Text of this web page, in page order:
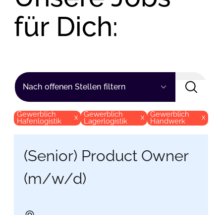
für Dich:
Nach offenen Stellen filtern
Gewerblich
Hafenlogistik
x
Gewerblich
Lagerlogistik
x
Gewerblich
Handwerk
x
(Senior) Product Owner
(m/w/d)